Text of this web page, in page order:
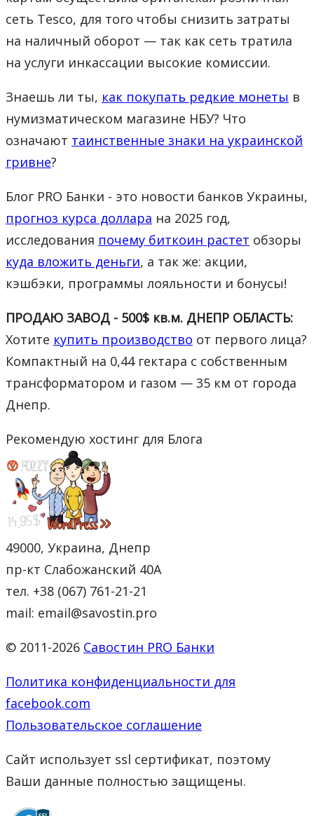
сеть Tesco, для того чтобы снизить затраты
на наличный оборот — так как сеть тратила
на услуги инкассации высокие комиссии.
Знаешь ли ты, как покупать редкие монеты в
нумизматическом магазине НБУ? Что
означают таинственные знаки на украинской
гривне?
Блог PRO Банки - это новости банков Украины,
прогноз курса доллара на 2025 год,
исследования почему биткоин растет обзоры
куда вложить деньги, а так же: акции,
кэшбэки, программы лояльности и бонусы!
ПРОДАЮ ЗАВОД - 500$ кв.м. ДНЕПР ОБЛАСТЬ:
Хотите купить производство от первого лица?
Компактный на 0,44 гектара с собственным
трансформатором и газом — 35 км от города
Днепр.
Рекомендую хостинг для Блога
49000, Украина, Днепр
пр-кт Слабожанский 40А
тел. +38 (067) 761-21-21
mail: email@savostin.pro
© 2011-2026 Савостин PRO Банки
Политика конфиденциальности для
facebook.com
Пользовательское соглашение
Сайт использует ssl сертификат, поэтому
Ваши данные полностью защищены.